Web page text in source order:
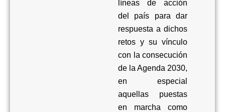
líneas de acción
del país para dar
respuesta a dichos
retos y su vínculo
con la consecución
de la Agenda 2030,
en especial
aquellas puestas
en marcha como